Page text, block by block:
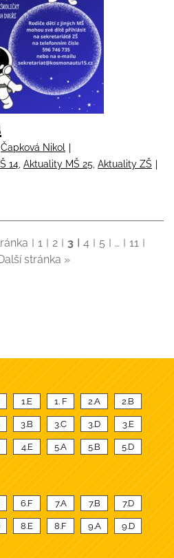
Čapková Nikol
14 Aktuality MŠ 25 Aktuality ZŠ
1 2 3 4 5 …
11
stránka »
1.E 1. F 2.A 2.B
3.B 3.C 3.D 3.E
4.E 5.A 5.B 5.D
6.F 7.A 7.B 7.D
8.E 8.F 9.A 9.D